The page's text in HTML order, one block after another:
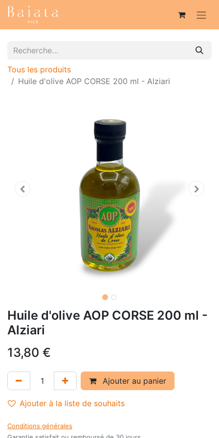
Tous les produits
Huile d'olive AOP CORSE 200 ml - Alziari
Huile d'olive AOP CORSE 200 ml -
Alziari
13,80 €
Ajouter au panier
Ajouter à la liste de souhaits
Conditions générales